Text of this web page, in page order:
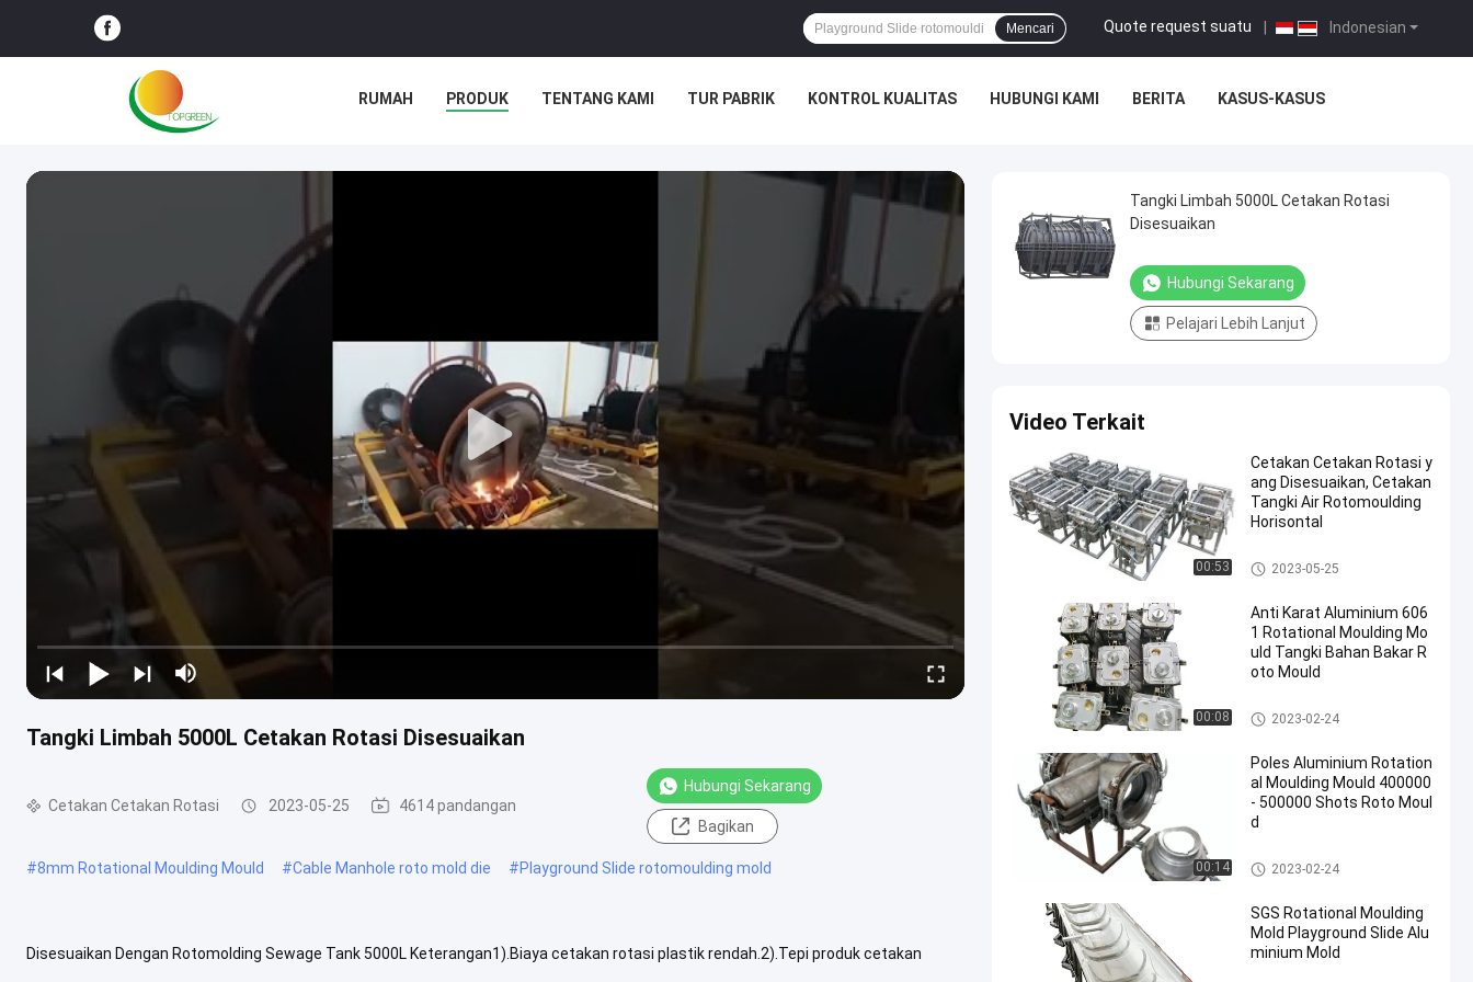
Indonesian
Quote request suatu
Mencari
RUMAH PRODUK TENTANG KAMI TUR PABRIK KONTROL KUALITAS HUBUNGI KAMI BERITA KASUS-KASUS
Tangki Limbah 5000L Cetakan Rotasi Disesuaikan
Cetakan Cetakan Rotasi 2023-05-25 4614 pandangan
Hubungi Sekarang
Bagikan
#8mm Rotational Moulding Mould #Cable Manhole roto mold die #Playground Slide rotomoulding mold
Disesuaikan Dengan Rotomolding Sewage Tank 5000L Keterangan1).Biaya cetakan rotasi plastik rendah.2).Tepi produk cetakan
Tangki Limbah 5000L Cetakan Rotasi
Disesuaikan
Hubungi Sekarang
Pelajari Lebih Lanjut
Video Terkait
00:53
Cetakan Cetakan Rotasi y
ang Disesuaikan, Cetakan
Tangki Air Rotomoulding
Horisontal
Cetakan Cetakan Rotasi
2023-05-25
00:08
Anti Karat Aluminium 606
1 Rotational Moulding Mo
uld Tangki Bahan Bakar R
oto Mould
Cetakan Cetakan Rotasi
2023-02-24
00:14
Poles Aluminium Rotation
al Moulding Mould 400000
- 500000 Shots Roto Moul
d
Cetakan Cetakan Rotasi
2023-02-24
SGS Rotational Moulding
Mold Playground Slide Alu
minium Mold